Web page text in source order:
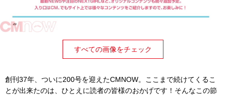
すべての画像をチェック
創刊37年、ついに200号を迎えたCMNOW。ここまで続けてくるこ
とが出来たのは、ひとえに読者の皆様のおかげです！そんなこの節